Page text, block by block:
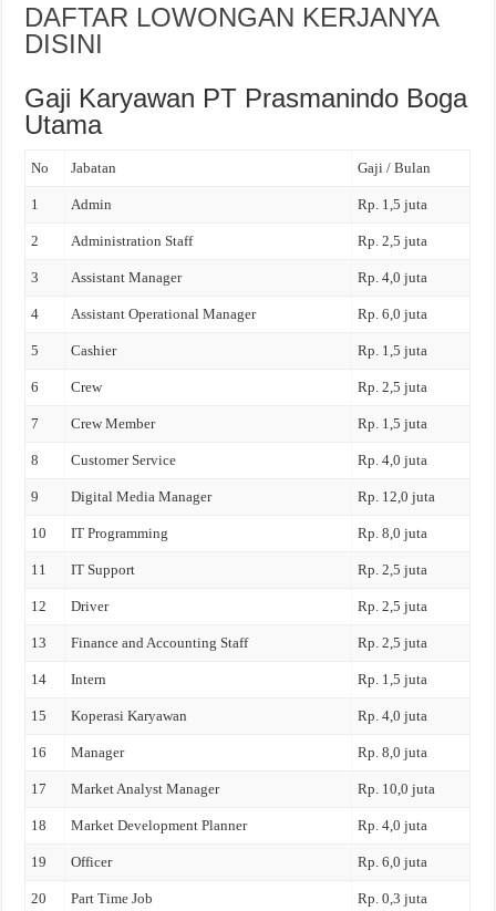
DAFTAR LOWONGAN KERJANYA
DISINI
Gaji Karyawan PT Prasmanindo Boga
Utama
No Jabatan Gaji / Bulan
1 Admin Rp. 1,5 juta
2 Administration Staff Rp. 2,5 juta
3 Assistant Manager Rp. 4,0 juta
4 Assistant Operational Manager Rp. 6,0 juta
5 Cashier Rp. 1,5 juta
6 Crew Rp. 2,5 juta
7 Crew Member Rp. 1,5 juta
8 Customer Service Rp. 4,0 juta
9 Digital Media Manager Rp. 12,0 juta
10 IT Programming Rp. 8,0 juta
11 IT Support Rp. 2,5 juta
12 Driver Rp. 2,5 juta
13 Finance and Accounting Staff Rp. 2,5 juta
14 Intern Rp. 1,5 juta
15 Koperasi Karyawan Rp. 4,0 juta
16 Manager Rp. 8,0 juta
17 Market Analyst Manager Rp. 10,0 juta
18 Market Development Planner Rp. 4,0 juta
19 Officer Rp. 6,0 juta
20 Part Time Job Rp. 0,3 juta